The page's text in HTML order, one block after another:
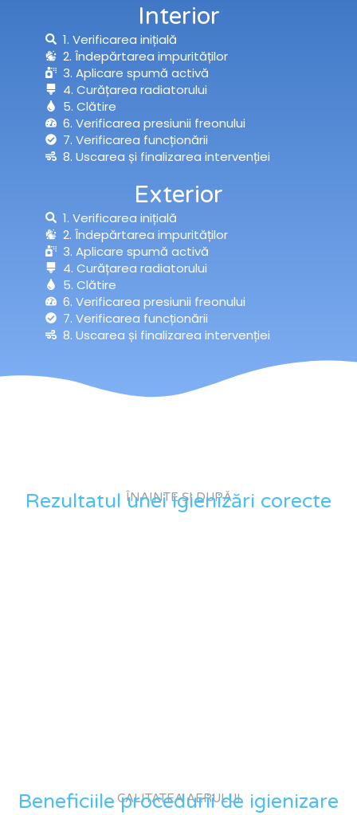
Interior
1. Verificarea inițială
2. Îndepărtarea impurităților
3. Aplicare spumă activă
4. Curățarea radiatorului
5. Clătire
6. Verificarea presiunii freonului
7. Verificarea funcționării
8. Uscarea și finalizarea intervenției
Exterior
1. Verificarea inițială
2. Îndepărtarea impurităților
3. Aplicare spumă activă
4. Curățarea radiatorului
5. Clătire
6. Verificarea presiunii freonului
7. Verificarea funcționării
8. Uscarea și finalizarea intervenției
ÎNAINTE ȘI DUPĂ
Rezultatul unei igienizări corecte
CALITATEA AERULUI
Beneficiile procedurii de igienizare